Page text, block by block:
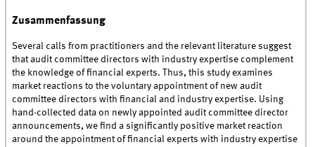
Zusammenfassung
Several calls from practitioners and the relevant literature suggest
that audit committee directors with industry expertise complement
the knowledge of financial experts. Thus, this study examines
market reactions to the voluntary appointment of new audit
committee directors with financial and industry expertise. Using
hand-collected data on newly appointed audit committee director
announcements, we find a significantly positive market reaction
around the appointment of financial experts with industry expertise